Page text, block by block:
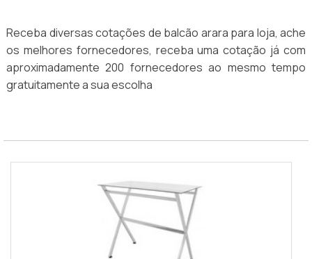
Receba diversas cotações de balcão arara para loja, ache
os melhores fornecedores, receba uma cotação já com
aproximadamente 200 fornecedores ao mesmo tempo
gratuitamente a sua escolha